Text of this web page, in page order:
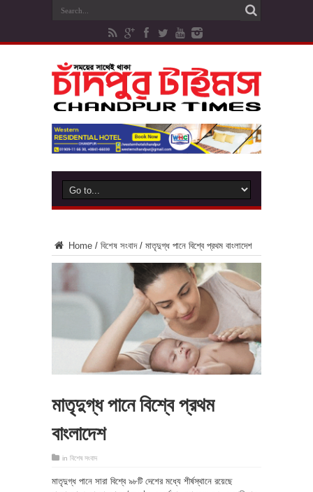
Home / বিশেষ সংবাদ / মাতৃদুগ্ধ পানে বিশ্বে প্রথম বাংলাদেশ
মাতৃদুগ্ধ পানে বিশ্বে প্রথম
বাংলাদেশ
in বিশেষ সংবাদ
মাতৃদুগ্ধ পানে সারা বিশ্বে ৯৮টি দেশের মধ্যে শীর্ষস্থানে রয়েছে